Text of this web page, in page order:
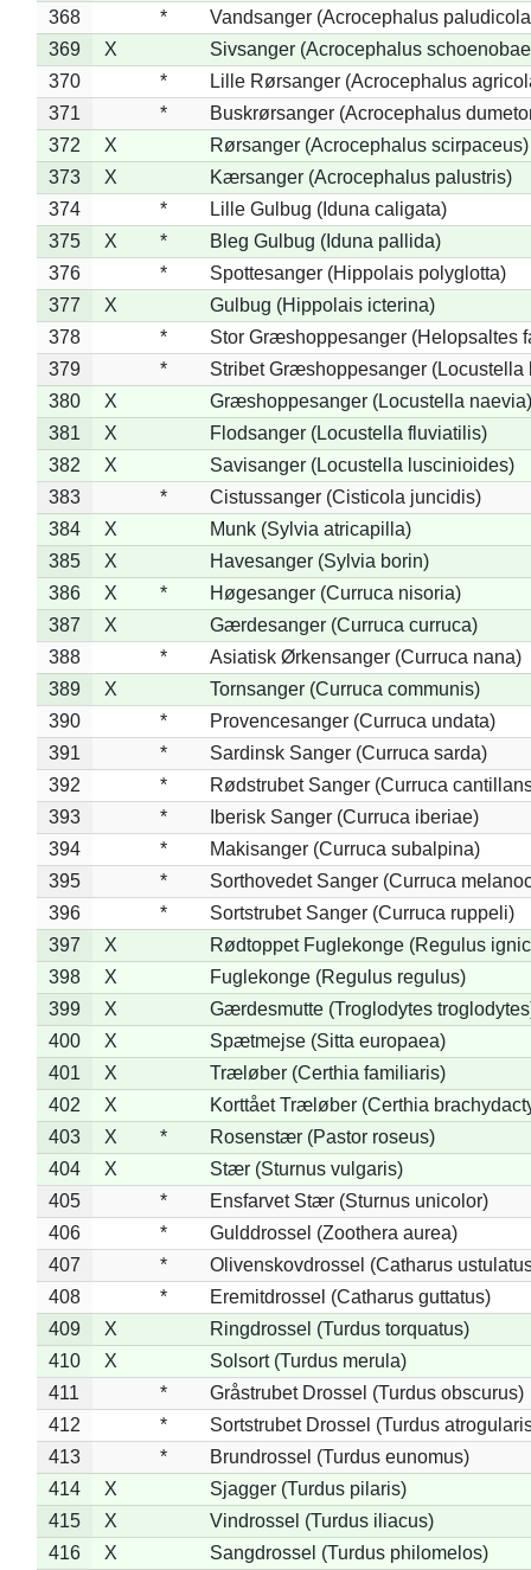
368 *
Vandsanger (Acrocephalus
369
X
Sivsanger (Acrocephalus
370
*
Lille Rørsanger (Acrocephalus
371
*
Buskrørsanger (Acrocephalus
372
X
Rørsanger (Acrocephalus scirpaceus)
373
X
Kærsanger (Acrocephalus palustris)
374
*
Lille Gulbug (Iduna caligata)
375
X *
Bleg Gulbug (Iduna pallida)
376
*
Spottesanger (Hippolais polyglotta)
377
X
Gulbug (Hippolais icterina)
378
*
Stor Græshoppesanger (Helopsaltes
379
*
Stribet Græshoppesanger (Locustella
380
X
Græshoppesanger (Locustella naevia)
381
X
Flodsanger (Locustella fluviatilis)
382
X
Savisanger (Locustella luscinioides)
383
*
Cistussanger (Cisticola juncidis)
384
X
Munk (Sylvia atricapilla)
385
X
Havesanger (Sylvia borin)
386
X *
Høgesanger (Curruca nisoria)
387
X
Gærdesanger (Curruca curruca)
388
*
Asiatisk Ørkensanger (Curruca nana)
389
X
Tornsanger (Curruca communis)
390
*
Provencesanger (Curruca undata)
391
*
Sardinsk Sanger (Curruca sarda)
392
*
Rødstrubet Sanger (Curruca
393
*
Iberisk Sanger (Curruca iberiae)
394
*
Makisanger (Curruca subalpina)
395
*
Sorthovedet Sanger (Curruca
396
*
Sortstrubet Sanger (Curruca ruppeli)
397
X
Rødtoppet Fuglekonge (Regulus
398
X
Fuglekonge (Regulus regulus)
399
X
Gærdesmutte (Troglodytes
400
X
Spætmejse (Sitta europaea)
401
X
Træløber (Certhia familiaris)
402
X
Korttået Træløber (Certhia
403
X *
Rosenstær (Pastor roseus)
404
X
Stær (Sturnus vulgaris)
405
*
Ensfarvet Stær (Sturnus unicolor)
406
*
Gulddrossel (Zoothera aurea)
407
*
Olivenskovdrossel (Catharus
408
*
Eremitdrossel (Catharus guttatus)
409
X
Ringdrossel (Turdus torquatus)
410
X
Solsort (Turdus merula)
411
*
Gråstrubet Drossel (Turdus obscurus)
412
*
Sortstrubet Drossel (Turdus
413
*
Brundrossel (Turdus eunomus)
414
X
Sjagger (Turdus pilaris)
415
X
Vindrossel (Turdus iliacus)
416
X
Sangdrossel (Turdus philomelos)